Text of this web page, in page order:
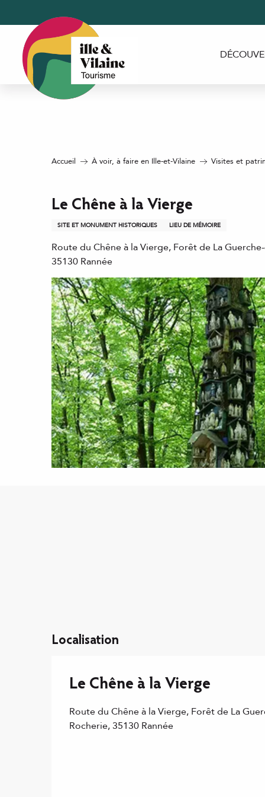
contenu
principal
Accueil À voir, à faire en Ille-et-Vilaine Visites et
Le Chêne à la Vierge
SITE ET MONUMENT HISTORIQUES LIEU DE MÉMOIRE
Route du Chêne à la Vierge, Forêt de La
35130 Rannée
Localisation
Le Chêne à la Vierge
Route du Chêne à la Vierge, Forêt de La
Rocherie, 35130 Rannée